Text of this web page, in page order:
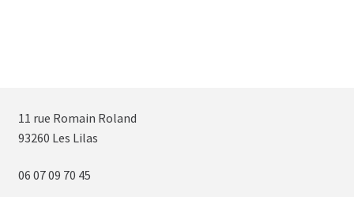
11 rue Romain Roland
93260 Les Lilas
06 07 09 70 45